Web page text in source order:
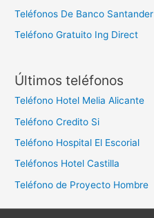
Teléfonos De Banco Santander
Teléfono Gratuito Ing Direct
Últimos teléfonos
Teléfono Hotel Melia Alicante
Teléfono Credito Si
Teléfono Hospital El Escorial
Teléfonos Hotel Castilla
Teléfono de Proyecto Hombre